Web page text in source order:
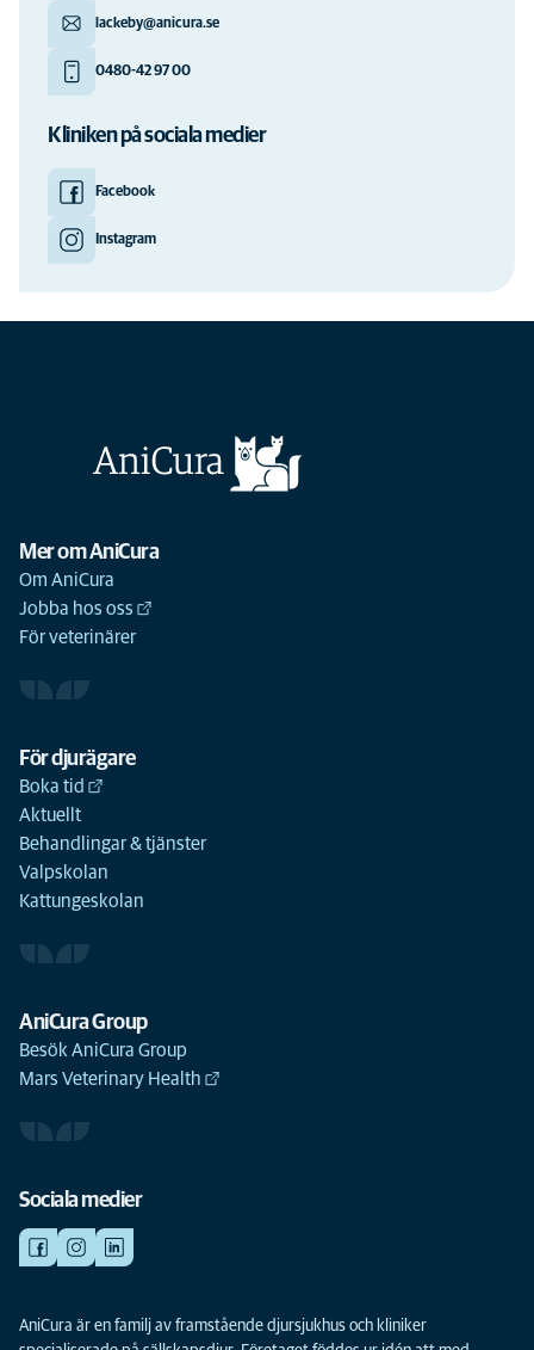
lackeby@anicura.se
0480-42 97 00
Kliniken på sociala medier
Facebook
Instagram
Mer om AniCura
Om AniCura
Jobba hos oss
För veterinärer
För djurägare
Boka tid
Aktuellt
Behandlingar & tjänster
Valpskolan
Kattungeskolan
AniCura Group
Besök AniCura Group
Mars Veterinary Health
Sociala medier
AniCura är en familj av framstående djursjukhus och kliniker